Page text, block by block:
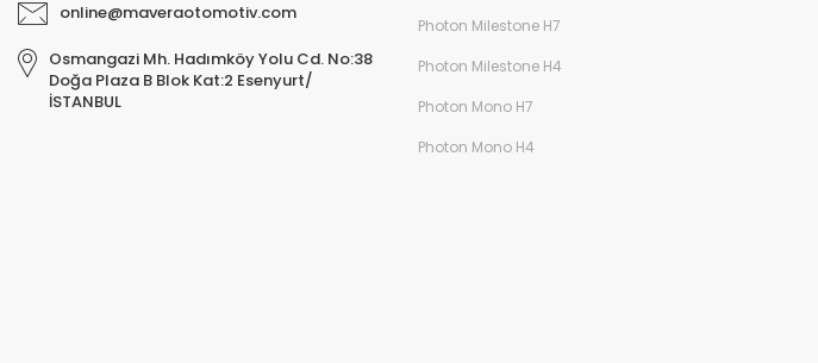
online@maveraotomotiv.com
Osmangazi Mh. Hadımköy Yolu Cd. No:38
Doğa Plaza B Blok Kat:2 Esenyurt/
İSTANBUL
Photon Milestone H7
Photon Milestone H4
Photon Mono H7
Photon Mono H4